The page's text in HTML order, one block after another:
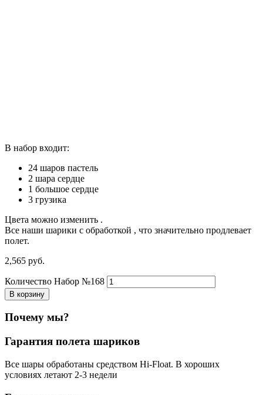
В набор входит:
24 шаров пастель
2 шара сердце
1 большое сердце
3 грузика
Цвета можно изменить .
Все наши шарики с обработкой , что значительно продлевает
полет.
2,565 руб.
Количество Набор №168
В корзину
Почему мы?
Гарантия полета шариков
Все шары обработаны средством Hi-Float. В хороших
условиях летают 2-3 недели